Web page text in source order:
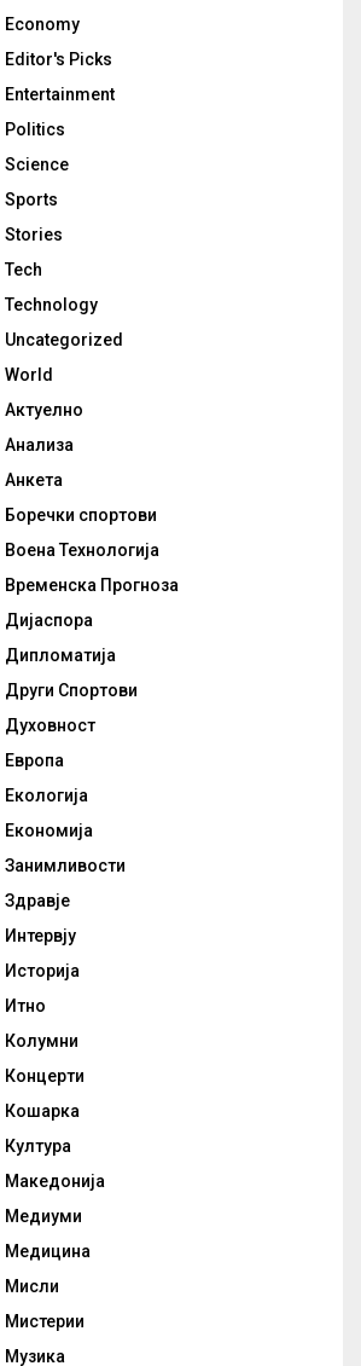
Economy
Editor's Picks
Entertainment
Politics
Science
Sports
Stories
Tech
Technology
Uncategorized
World
Актуелно
Анализа
Анкета
Боречки спортови
Воена Технологија
Временска Прогноза
Дијаспора
Дипломатија
Други Спортови
Духовност
Европа
Екологија
Економија
Занимливости
Здравје
Интервју
Историја
Итно
Колумни
Концерти
Кошарка
Култура
Македонија
Медиуми
Медицина
Мисли
Мистерии
Музика